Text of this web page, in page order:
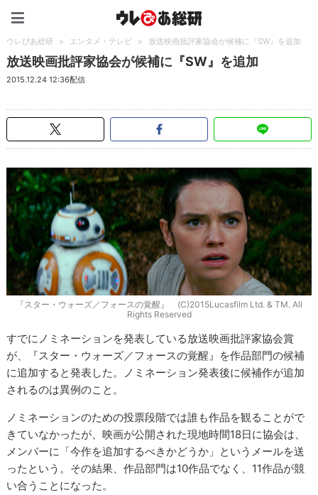
ウレぴあ総研 > エンタメ・テレビ > 放送映画批評家協会が候補に『SW』を追加
放送映画批評家協会が候補に『SW』を追加
2015.12.24 12:36配信
『スター・ウォーズ／フォースの覚醒』 (C)2015Lucasfilm Ltd. & TM. All
Rights Reserved
すでにノミネーションを発表している放送映画批評家協会賞
が、『スター・ウォーズ／フォースの覚醒』を作品部門の候補
に追加すると発表した。ノミネーション発表後に候補作が追加
されるのは異例のこと。
ノミネーションのための投票段階では誰も作品を観ることがで
きていなかったが、映画が公開された現地時間18日に協会は、
メンバーに「今作を追加するべきかどうか」というメールを送
ったという。その結果、作品部門は10作品でなく、11作品が競
い合うことになった。